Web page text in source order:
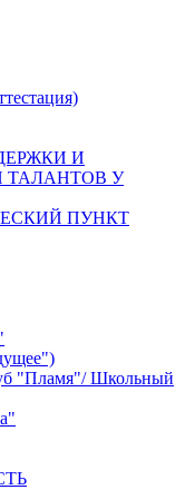
И
ТАЛАНТОВ У
ПУНКТ
"Пламя"/ Школьный